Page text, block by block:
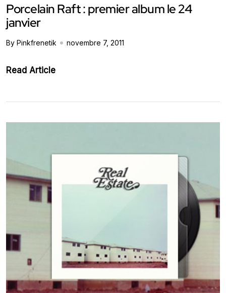
Porcelain Raft : premier album le 24
janvier
By Pinkfrenetik novembre 7, 2011
Read Article